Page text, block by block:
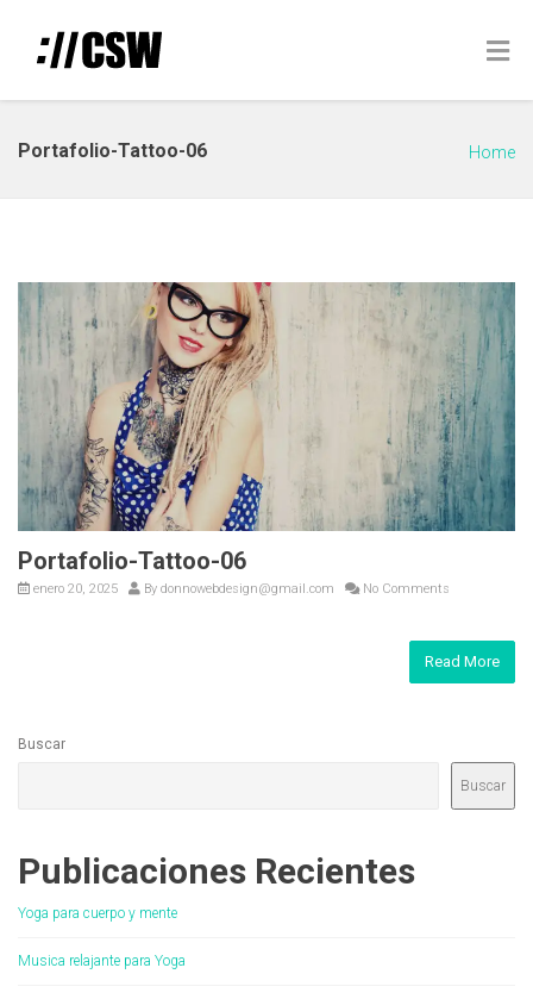
Portafolio-Tattoo-06 Home
Portafolio-Tattoo-06
enero 20, 2025 By donnowebdesign@gmail.com No Comments
Read More
Buscar
Buscar
Publicaciones Recientes
Yoga para cuerpo y mente
Musica relajante para Yoga